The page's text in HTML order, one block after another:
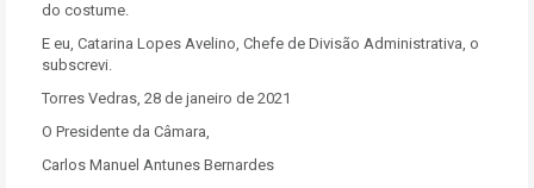
do costume.
E eu, Catarina Lopes Avelino, Chefe de Divisão Administrativa, o
subscrevi.
Torres Vedras, 28 de janeiro de 2021
O Presidente da Câmara,
Carlos Manuel Antunes Bernardes